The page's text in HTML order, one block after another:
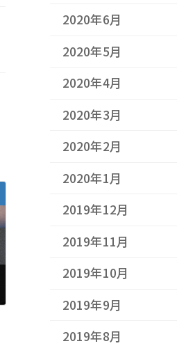
2020年6月
2020年5月
2020年4月
2020年3月
2020年2月
2020年1月
2019年12月
2019年11月
2019年10月
2019年9月
2019年8月